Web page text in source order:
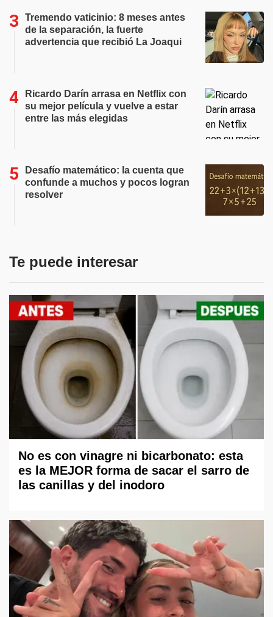
Tremendo vaticinio: 8 meses antes
de la separación, la fuerte
advertencia que recibió La Joaqui
Ricardo Darín arrasa en Netflix con
su mejor película y vuelve a estar
entre las más elegidas
Desafío matemático: la cuenta que
confunde a muchos y pocos logran
resolver
Te puede interesar
No es con vinagre ni bicarbonato: esta
es la MEJOR forma de sacar el sarro de
las canillas y del inodoro